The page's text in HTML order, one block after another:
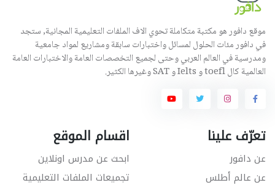
موقع دافور هو مكتبة متكاملة تحوي الاف الملفات التعليمية المجانية, ستجد
في دافور مئات الحلول لمسائل واختبارات سابقة ومشاريع لمواد جامعية
ومدرسية في العالم العربي وحتى لجميع التخصصات العامة والاختبارات العامة
العالمية كال toefl و Ielts و SAT وغيرها الكثير.
تعرّف علينا
عن دافور
عن عالم أطلس
اقسام الموقع
ابحث عن مدرس اونلاين
تجميعات الملفات التعليمية